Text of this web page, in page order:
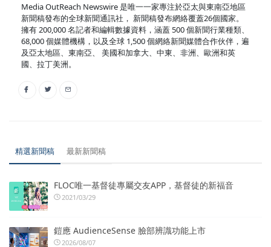
Media OutReach Newswire 是唯一一家專注於亞太與東南亞地區
新聞稿發布的全球新聞通訊社， 新聞稿發布網絡覆蓋26個國家。
擁有 200,000 名記者和編輯數據資料，涵蓋 500 個新聞行業種類、
68,000 個媒體機構，以及全球 1,500 個網絡新聞媒體合作伙伴，遍
及亞太地區、東南亞、 美國和加拿大、中東、非洲、歐洲和英
國、拉丁美洲。
精選新聞稿 最新新聞稿
FLOC唯一基督徒專屬交友APP，基督徒的新福音
2021/03/29
鎧應 AudienceSense 臉部辨識功能上市
2026/08/07